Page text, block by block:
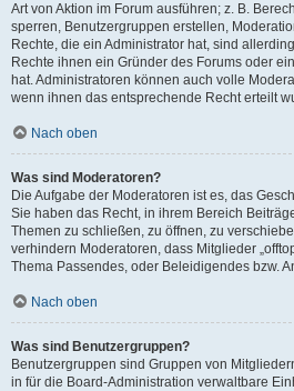
Art von Aktion im Forum ausführen; z. B.
sperren, Benutzergruppen erstellen,
Rechte, die ein Administrator hat, sind
Rechte ihnen ein Gründer des Forums oder
hat. Administratoren können auch volle
wenn ihnen das entsprechende Recht erteilt
Nach oben
Was sind Moderatoren?
Die Aufgabe der Moderatoren ist es, das
Sie haben das Recht, in ihrem Bereich
Themen zu schließen, zu öffnen, zu
verhindern Moderatoren, dass Mitglieder
Thema Passendes, oder Beleidigendes bzw.
Nach oben
Was sind Benutzergruppen?
Benutzergruppen sind Gruppen von
in für die Board-Administration verwaltbare